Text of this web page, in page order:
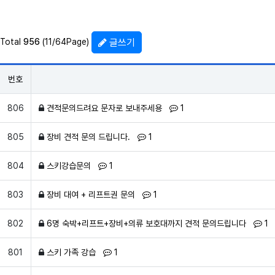
Total 956 (11/64Page) 글쓰기
번호
806 견적문의드려요 문자로 보내주세용 댓글 1
805 장비 견적 문의 드립니다. 댓글 1
804 스키강습문의 댓글 1
803 장비 대여 + 리프트권 문의 댓글 1
802 6명 숙박+리프트+장비+의류 보호대까지 견적 문의드립니다 댓글 1
801 스키 가족 강습 댓글 1